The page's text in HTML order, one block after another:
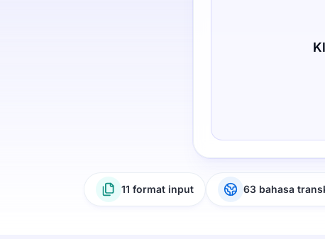
11 format input 63 bahasa